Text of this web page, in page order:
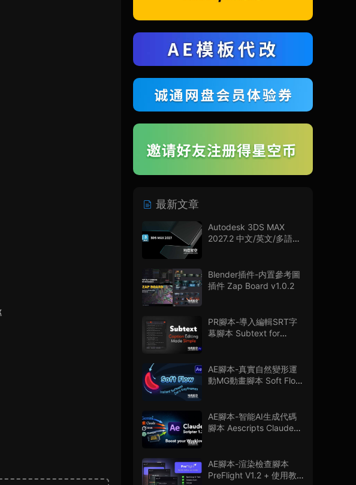
最新文章
Autodesk 3DS MAX
2027.2 中文/英文/多語言
Blender插件-内置參考圖
插件 Zap Board v1.0.2
PR腳本-導入編輯SRT字
幕腳本 Subtext for
AE腳本-真實自然變形運
動MG動畫腳本 Soft Flow
AE腳本-智能AI生成代碼
腳本 Aescripts Claude
AE腳本-渲染檢查腳本
PreFlight V1.2 + 使用教